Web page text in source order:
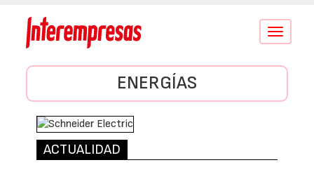
Conmutar
ENERGÍAS
ACTUALIDAD